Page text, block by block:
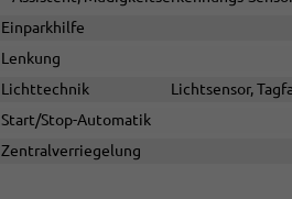
Einparkhilfe
Lenkung
Lichttechnik
Lichtsensor,
Start/Stop-Automatik
Zentralverriegelung